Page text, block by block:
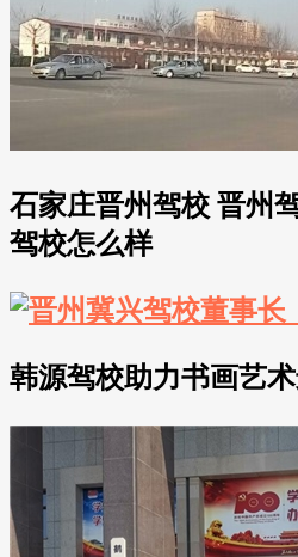
石家庄晋州驾校 晋州
驾校怎么样
韩源驾校助力书画艺